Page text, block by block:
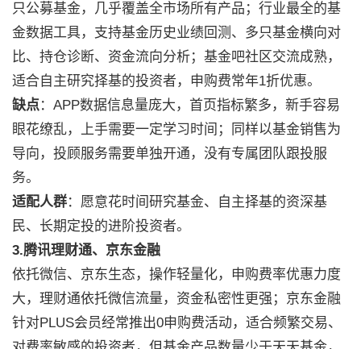
只公募基金，几乎覆盖全市场所有产品；行业最全的基
金数据工具，支持基金历史业绩回测、多只基金横向对
比、持仓诊断、资金流向分析；基金吧社区交流成熟，
适合自主研究择基的投资者，申购费常年1折优惠。
缺点：APP数据信息量庞大，首页指标繁多，新手容易
眼花缭乱，上手需要一定学习时间；同样以基金销售为
导向，投顾服务需要单独开通，没有专属团队跟投服
务。
适配人群：愿意花时间研究基金、自主择基的资深基
民、长期定投的进阶投资者。
3.腾讯理财通、京东金融
依托微信、京东生态，操作轻量化，申购费率优惠力度
大，理财通依托微信流量，资金私密性更强；京东金融
针对PLUS会员经常推出0申购费活动，适合频繁交易、